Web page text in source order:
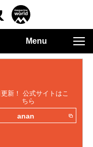
Menu
新！ 公式サイトはこ
ちら
anan